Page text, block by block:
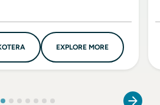
EXPLORE MORE